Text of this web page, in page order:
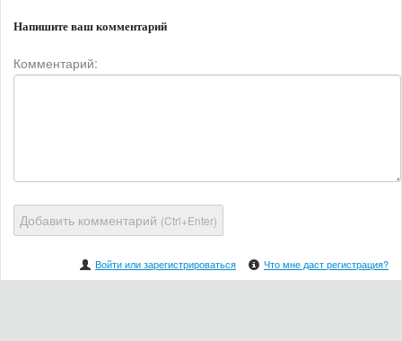
Напишите ваш комментарий
Комментарий:
Добавить комментарий (Ctrl+Enter)
Войти или зарегистрироваться Что мне даст регистрация?